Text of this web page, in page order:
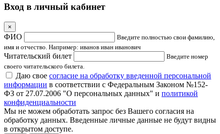
Вход в личный кабинет
×
ФИО
Введите полностью свои фамилию,
имя и отчество. Например: иванов иван иванович
Читательский билет
Введите номер
своего читательского билета.
Даю свое согласие на обработку введенной персональной
информации в соответствии с Федеральным Законом №152-
ФЗ от 27.07.2006 "О персональных данных" и политикой
конфиденциальности
Мы не можем обработать запрос без Вашего согласия на
обработку данных. Введенные личные данные не будут видны
в открытом доступе.